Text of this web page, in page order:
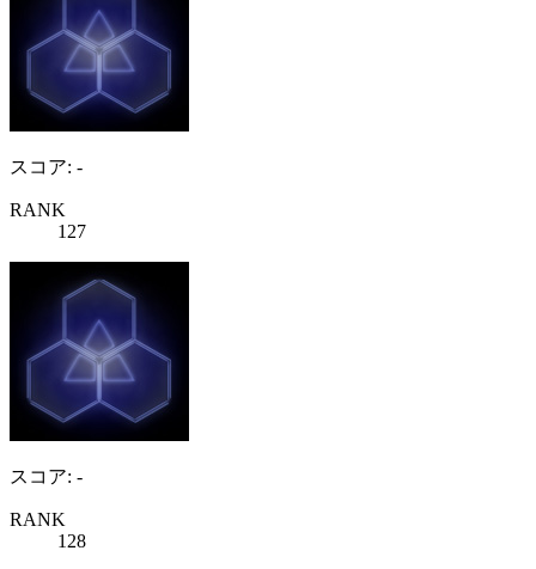
スコア: -
RANK
127
スコア: -
RANK
128